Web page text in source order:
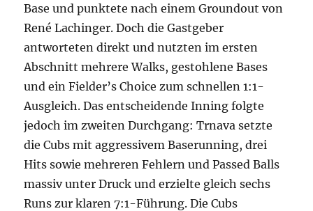
Base und punktete nach einem Groundout von
René Lachinger. Doch die Gastgeber
antworteten direkt und nutzten im ersten
Abschnitt mehrere Walks, gestohlene Bases
und ein Fielder’s Choice zum schnellen 1:1-
Ausgleich. Das entscheidende Inning folgte
jedoch im zweiten Durchgang: Trnava setzte
die Cubs mit aggressivem Baserunning, drei
Hits sowie mehreren Fehlern und Passed Balls
massiv unter Druck und erzielte gleich sechs
Runs zur klaren 7:1-Führung. Die Cubs